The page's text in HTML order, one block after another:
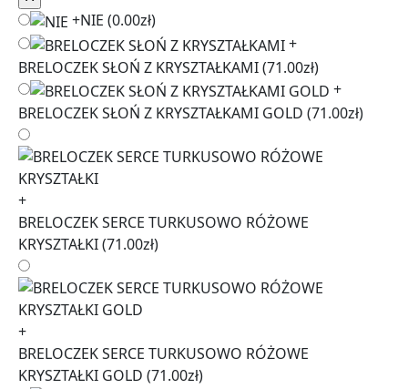
+NIE (0.00zł)
+
BRELOCZEK SŁOŃ Z KRYSZTAŁKAMI(71.00zł)
+
BRELOCZEK SŁOŃ Z KRYSZTAŁKAMI GOLD (71.00zł)
+
BRELOCZEK SERCE TURKUSOWO RÓŻOWE
KRYSZTAŁKI(71.00zł)
+
BRELOCZEK SERCE TURKUSOWO RÓŻOWE
KRYSZTAŁKI GOLD (71.00zł)